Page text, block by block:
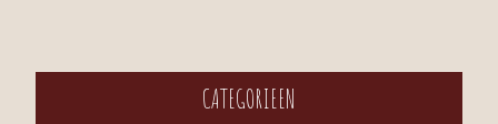
CATEGORIEEN